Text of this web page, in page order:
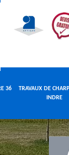
36
TRAVAUX DE
INDRE